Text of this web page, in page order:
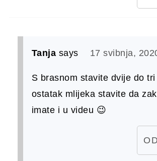
Tanja says 17 svibnja,
S brasnom stavite dvije do
ostatak mlijeka stavite da
imate i u videu 😉